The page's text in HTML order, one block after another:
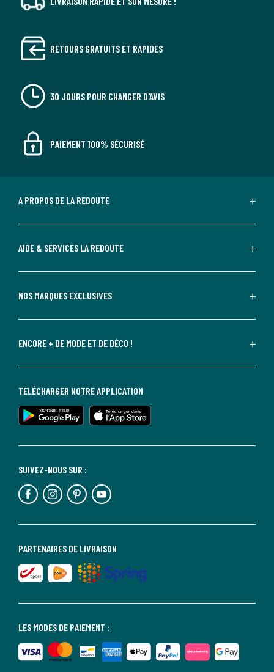
RETOURS GRATUITS ET RAPIDES
30 JOURS POUR CHANGER D'AVIS
PAIEMENT 100% SÉCURISÉ
A PROPOS DE LA REDOUTE
AIDE & SERVICES LA REDOUTE
NOS MARQUES EXCLUSIVES
ENCORE + DE MODE ET DE DÉCO !
LES MODES DE PAIEMENT :
PARTENAIRES DE LIVRAISON
SUIVEZ-NOUS SUR :
TÉLÉCHARGER NOTRE APPLICATION